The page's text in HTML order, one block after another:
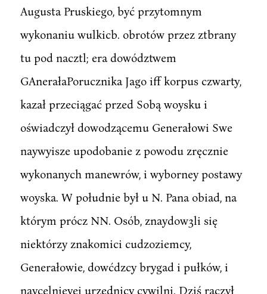
Augusta Pruskiego, być przytomnym
wykonaniu wulkicb. obrotów przez ztbrany
tu pod nacztl; era dowództwem
GAnerałaPorucznika Jago iff korpus czwarty,
kazał przeciągać przed Sobą woysku i
oświadczył dowodzącemu Generałowi Swe
naywyisze upodobanie z powodu zręcznie
wykonanych manewrów, i wyborney postawy
woyska. W południe był u N. Pana obiad, na
którym prócz NN. Osób, znaydow3li się
niektórzy znakomici cudzoziemcy,
Generałowie, dowćdzcy brygad i pułków, i
naycelnieyei urzędnicy cywilni. Dziś raczył